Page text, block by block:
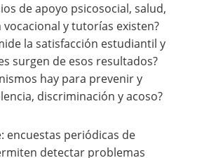
de apoyo psicosocial, salud,
y tutorías existen?
la satisfacción estudiantil y
surgen de esos resultados?
hay para prevenir y
discriminación y acoso?
encuestas periódicas de
detectar problemas